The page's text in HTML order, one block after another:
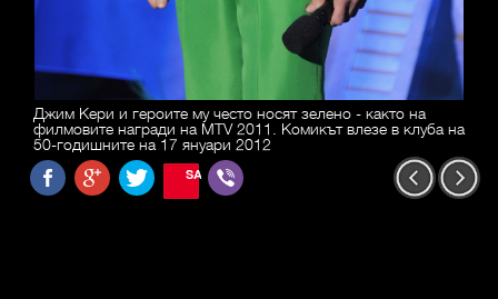
Джим Кери и героите му често носят зелено - както на
филмовите награди на MTV 2011. Комикът влезе в клуба на
50-годишните на 17 януари 2012
SAVE